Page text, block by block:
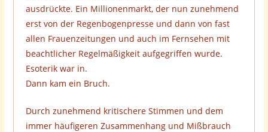
ausdrückte. Ein Millionenmarkt, der nun zunehmend
erst von der Regenbogenpresse und dann von fast
allen Frauenzeitungen und auch im Fernsehen mit
beachtlicher Regelmäßigkeit aufgegriffen wurde.
Esoterik war in.
Dann kam ein Bruch.
Durch zunehmend kritischere Stimmen und dem
immer häufigeren Zusammenhang und Mißbrauch